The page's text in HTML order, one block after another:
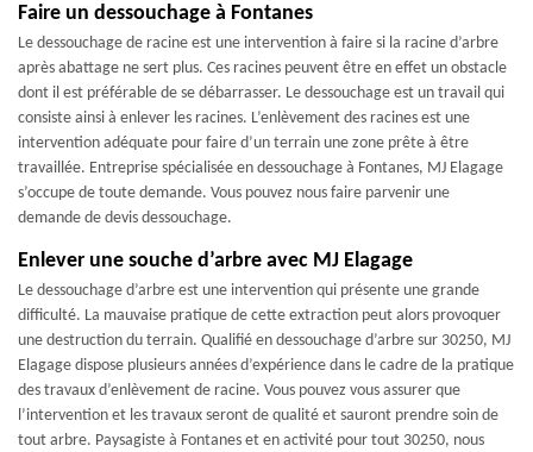
Faire un dessouchage à Fontanes
Le dessouchage de racine est une intervention à faire si la racine d’arbre
après abattage ne sert plus. Ces racines peuvent être en effet un obstacle
dont il est préférable de se débarrasser. Le dessouchage est un travail qui
consiste ainsi à enlever les racines. L’enlèvement des racines est une
intervention adéquate pour faire d’un terrain une zone prête à être
travaillée. Entreprise spécialisée en dessouchage à Fontanes, MJ Elagage
s’occupe de toute demande. Vous pouvez nous faire parvenir une
demande de devis dessouchage.
Enlever une souche d’arbre avec MJ Elagage
Le dessouchage d’arbre est une intervention qui présente une grande
difficulté. La mauvaise pratique de cette extraction peut alors provoquer
une destruction du terrain. Qualifié en dessouchage d’arbre sur 30250, MJ
Elagage dispose plusieurs années d’expérience dans le cadre de la pratique
des travaux d’enlèvement de racine. Vous pouvez vous assurer que
l’intervention et les travaux seront de qualité et sauront prendre soin de
tout arbre. Paysagiste à Fontanes et en activité pour tout 30250, nous